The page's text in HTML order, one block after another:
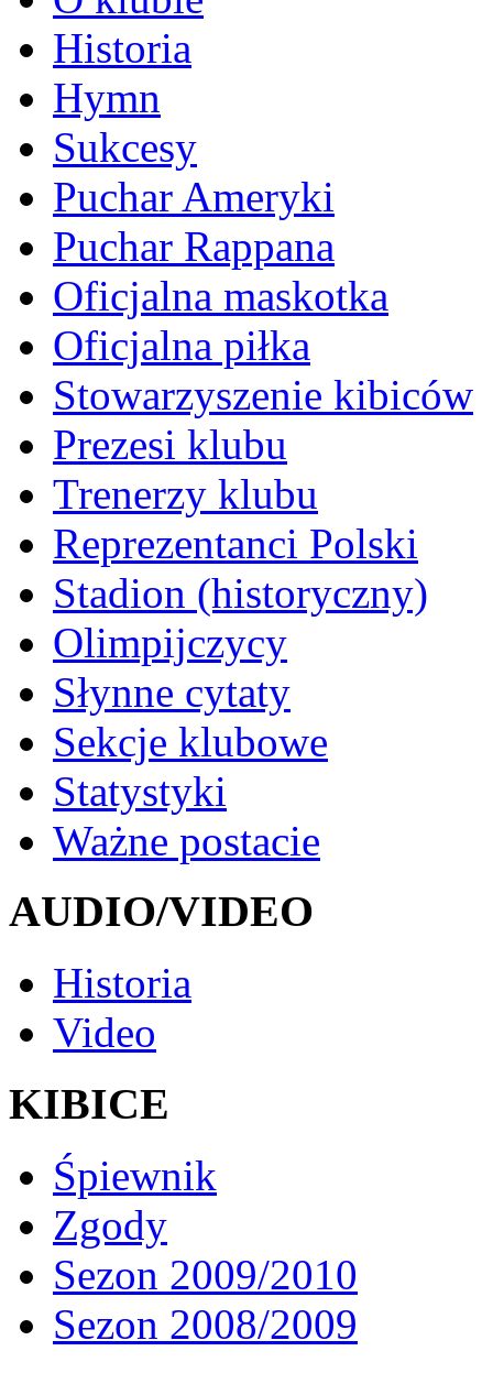
Historia
Hymn
Sukcesy
Puchar Ameryki
Puchar Rappana
Oficjalna maskotka
Oficjalna piłka
Stowarzyszenie kibiców
Prezesi klubu
Trenerzy klubu
Reprezentanci Polski
Stadion (historyczny)
Olimpijczycy
Słynne cytaty
Sekcje klubowe
Statystyki
Ważne postacie
AUDIO/VIDEO
Historia
Video
KIBICE
Śpiewnik
Zgody
Sezon 2009/2010
Sezon 2008/2009